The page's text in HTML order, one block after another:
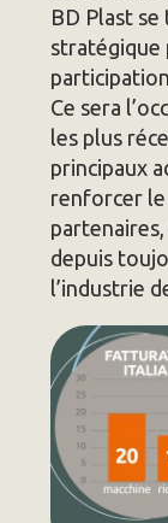
BD Plast
stratégique
Ce sera
les plus
principaux
renforcer le
depuis
l’industrie